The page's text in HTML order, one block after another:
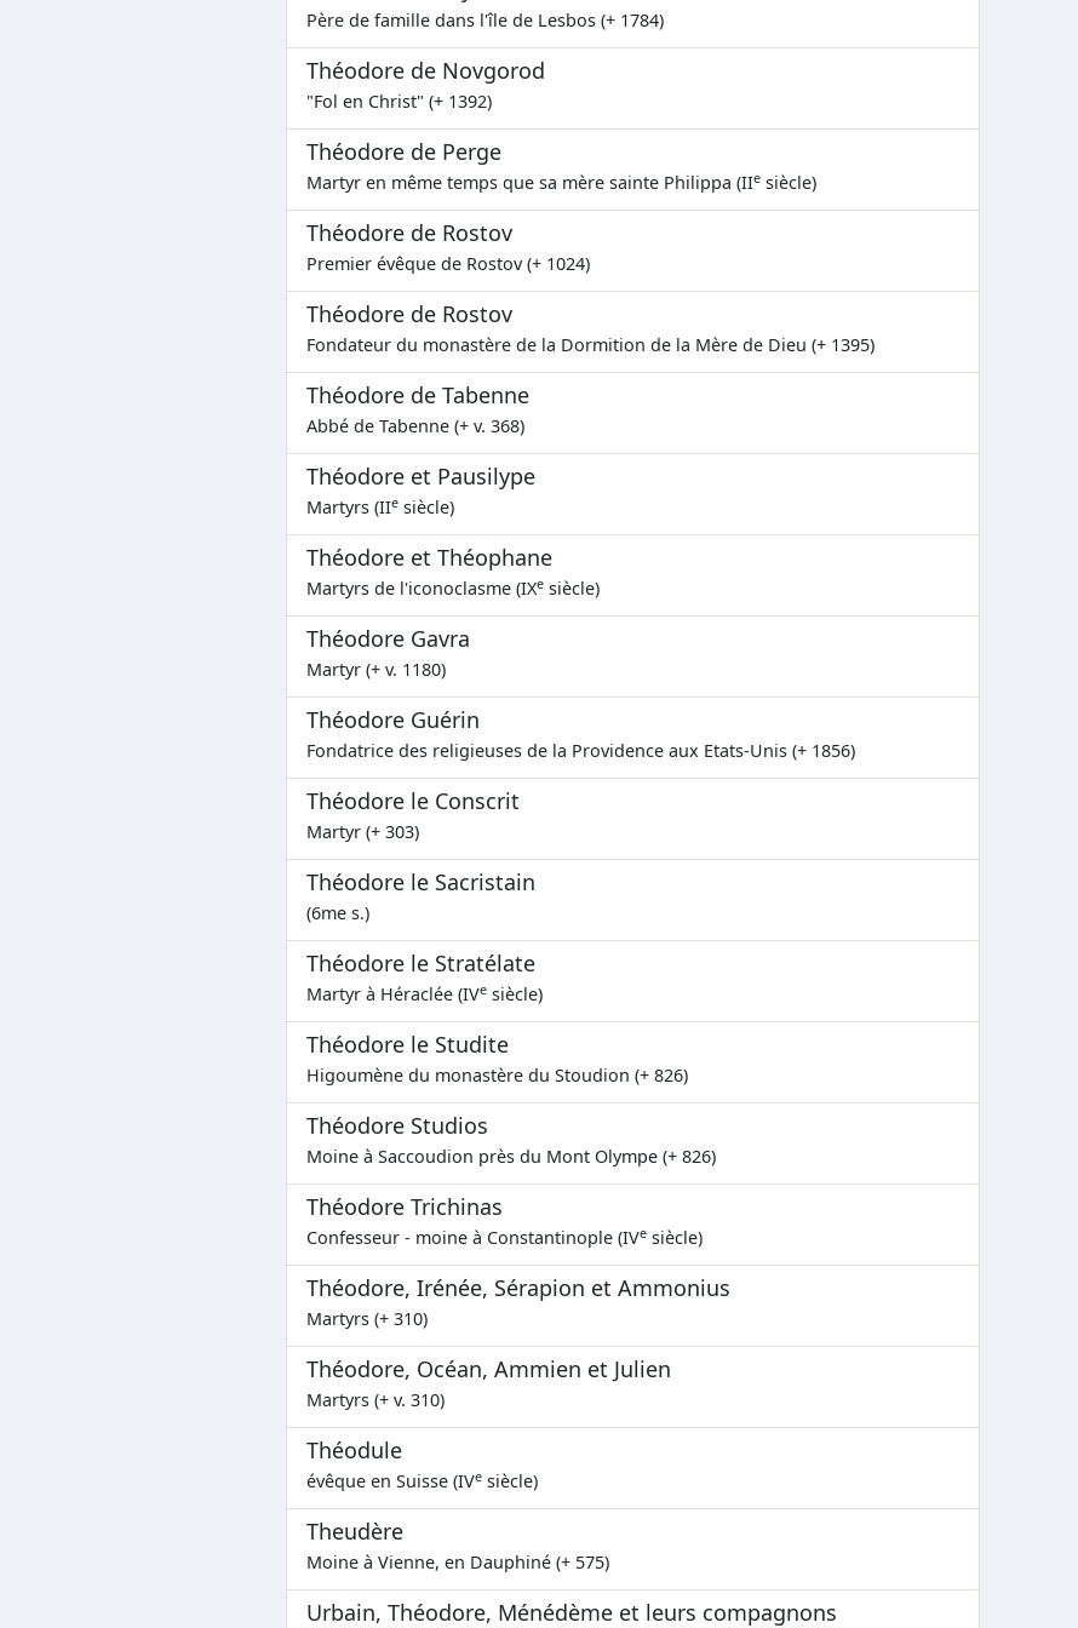
Père de famille dans l'île de Lesbos (+ 1784)
Théodore de Novgorod
"Fol en Christ" (+ 1392)
Théodore de Perge
Martyr en même temps que sa mère sainte Philippa (IIe siècle)
Théodore de Rostov
Premier évêque de Rostov (+ 1024)
Théodore de Rostov
Fondateur du monastère de la Dormition de la Mère de Dieu (+ 1395)
Théodore de Tabenne
Abbé de Tabenne (+ v. 368)
Théodore et Pausilype
Martyrs (IIe siècle)
Théodore et Théophane
Martyrs de l'iconoclasme (IXe siècle)
Théodore Gavra
Martyr (+ v. 1180)
Théodore Guérin
Fondatrice des religieuses de la Providence aux Etats-Unis (+ 1856)
Théodore le Conscrit
Martyr (+ 303)
Théodore le Sacristain
(6me s.)
Théodore le Stratélate
Martyr à Héraclée (IVe siècle)
Théodore le Studite
Higoumène du monastère du Stoudion (+ 826)
Théodore Studios
Moine à Saccoudion près du Mont Olympe (+ 826)
Théodore Trichinas
Confesseur - moine à Constantinople (IVe siècle)
Théodore, Irénée, Sérapion et Ammonius
Martyrs (+ 310)
Théodore, Océan, Ammien et Julien
Martyrs (+ v. 310)
Théodule
évêque en Suisse (IVe siècle)
Theudère
Moine à Vienne, en Dauphiné (+ 575)
Urbain, Théodore, Ménédème et leurs compagnons